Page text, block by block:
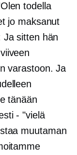
todella
jo maksanut
Ja sitten hän
varastoon. Ja
tänään
- "vielä
muutaman